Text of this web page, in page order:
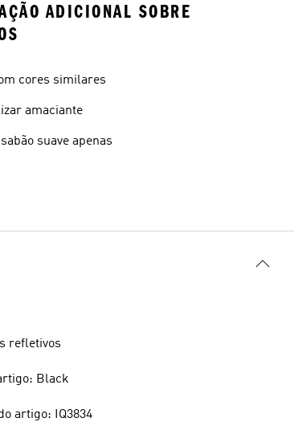
ADICIONAL SOBRE
cores similares
amaciante
suave apenas
refletivos
Black
artigo: IQ3834